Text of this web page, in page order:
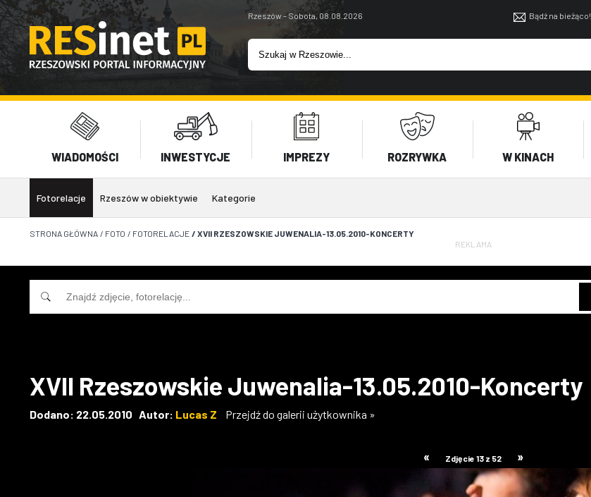
Rzeszów - Sobota, 08.08.2026 Bądź na bieżąco!
WIADOMOŚCI INWESTYCJE IMPREZY ROZRYWKA W KINACH
Fotorelacje Rzeszów w obiektywie Kategorie
STRONA GŁÓWNA / FOTO / FOTORELACJE / XVII RZESZOWSKIE JUWENALIA-13.05.2010-KONCERTY
REKLAMA
XVII Rzeszowskie Juwenalia-13.05.2010-Koncerty
Dodano: 22.05.2010 Autor: Lucas Z Przejdź do galerii użytkownika »
« Zdjęcie 13 z 52 »